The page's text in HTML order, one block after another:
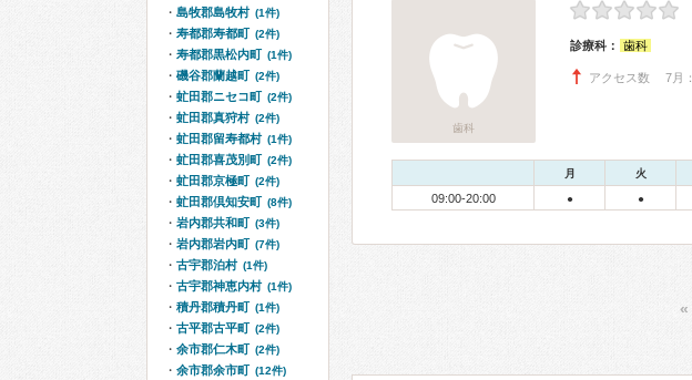
歯科
診療科： 歯科
アクセス数 7月：
月 火
09:00-20:00 ● ●
«
島牧郡島牧村 (1件)
寿都郡寿都町 (2件)
寿都郡黒松内町 (1件)
磯谷郡蘭越町 (2件)
虻田郡ニセコ町 (2件)
虻田郡真狩村 (2件)
虻田郡留寿都村 (1件)
虻田郡喜茂別町 (2件)
虻田郡京極町 (2件)
虻田郡倶知安町 (8件)
岩内郡共和町 (3件)
岩内郡岩内町 (7件)
古宇郡泊村 (1件)
古宇郡神恵内村 (1件)
積丹郡積丹町 (1件)
古平郡古平町 (2件)
余市郡仁木町 (2件)
余市郡余市町 (12件)